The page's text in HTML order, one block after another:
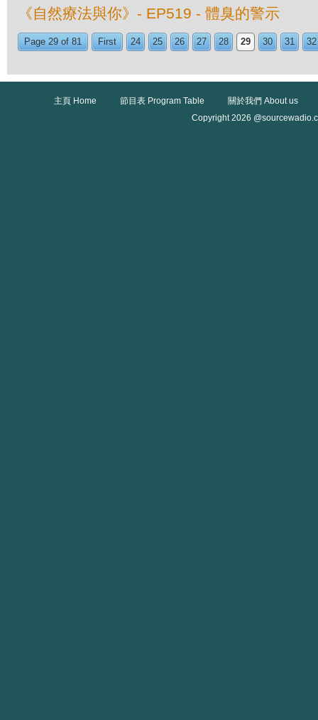
《自然療法與你》- EP519 - 體臭的警示
Page 29 of 81 First 24 25 26 27 28 29 30 31 32
主頁 Home 節目表 Program Table
關於我們 About us
Copyright 2026